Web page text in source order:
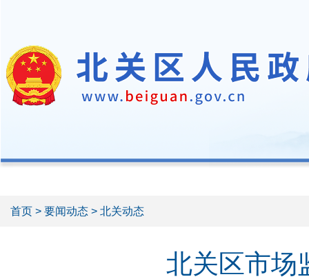
首页 > 要闻动态 > 北关动态
北关区市场